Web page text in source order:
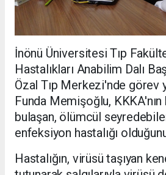
İnönü Üniversitesi Tıp
Hastalıkları Anabilim Dalı
Özal Tıp Merkezi'nde görev
Funda Memişoğlu, KKKA'nın
bulaşan, ölümcül
enfeksiyon hastalığı
Hastalığın, virüsü taşıyan